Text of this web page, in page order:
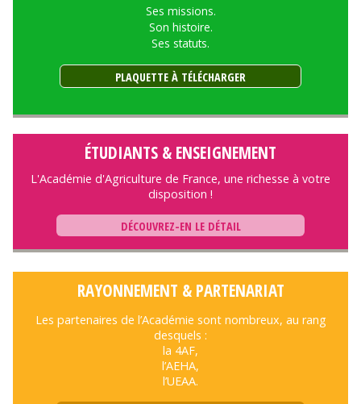
Ses missions.
Son histoire.
Ses statuts.
PLAQUETTE À TÉLÉCHARGER
ÉTUDIANTS & ENSEIGNEMENT
L'Académie d'Agriculture de France, une richesse à votre
disposition !
DÉCOUVREZ-EN LE DÉTAIL
RAYONNEMENT & PARTENARIAT
Les partenaires de l’Académie sont nombreux, au rang
desquels :
la 4AF,
l’AEHA,
l’UEAA.